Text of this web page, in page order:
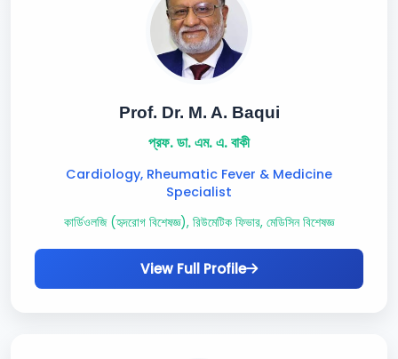
Prof. Dr. M. A. Baqui
প্রফ. ডা. এম. এ. বাকী
Cardiology, Rheumatic Fever & Medicine
Specialist
কার্ডিওলজি (হৃদরোগ বিশেষজ্ঞ), রিউমেটিক ফিভার, মেডিসিন বিশেষজ্ঞ
View Full Profile